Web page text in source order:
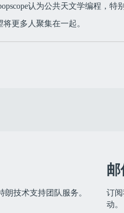
认为公共天文学编程，特
更多人聚集在一起。
朗技术支持团队服务。
邮
订
动。